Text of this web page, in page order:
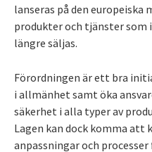
lanseras på den europeiska
produkter och tjänster
längre säljas.
Förordningen är ett bra
i allmänhet samt öka
säkerhet i alla typer av
Lagen kan dock komma att
anpassningar och